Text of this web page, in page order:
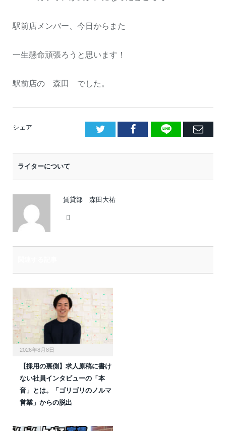
駅前店メンバー、今日からまた
一生懸命頑張ろうと思います！
駅前店の 森田 でした。
シェア Facebook
LINE
E
ライターについて
賃貸部 森田大祐
2026年8月8日
【採用の裏側】求人原稿に書け
ない社員インタビューの「本
音」とは。「ゴリゴリのノルマ
営業」からの脱出